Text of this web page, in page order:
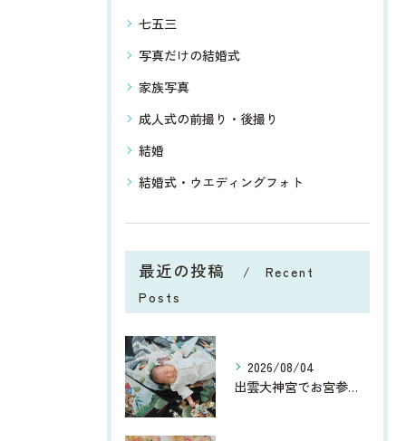
七五三
写真だけの結婚式
家族写真
成人式の前撮り・後撮り
結婚
結婚式・ウエディングフォト
最近の投稿
Recent
Posts
2026/08/04
出雲大神宮でお宮参り｜9月がおすすめ！美しい緑に囲まれた家族写真